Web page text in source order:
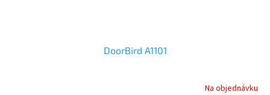
DoorBird A1101
Na objednávku